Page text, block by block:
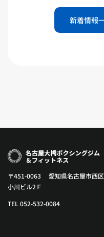
新着情報
〒451-0063 愛知県名古屋市西
小川ビル2Ｆ
TEL 052-532-0084